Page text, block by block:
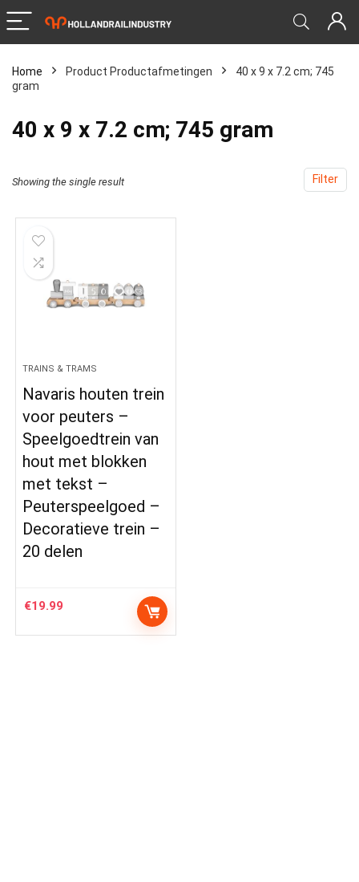
Home Product Productafmetingen
‎40 x 9 x 7.2 cm; 745
gram
‎40 x 9 x 7.2 cm; 745 gram
Filter
Showing the single result
TRAINS & TRAMS
Navaris houten trein
voor peuters –
Speelgoedtrein van
hout met blokken
met tekst –
Peuterspeelgoed –
Decoratieve trein –
20 delen
€19.99